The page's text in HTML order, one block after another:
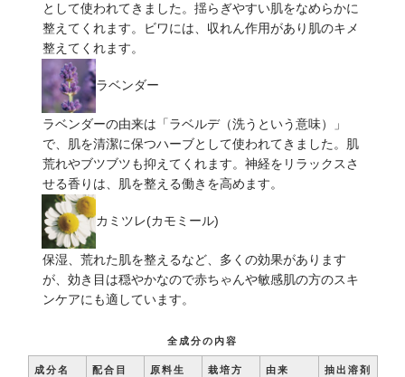
として使われてきました。揺らぎやすい肌をなめらかに
整えてくれます。ビワには、収れん作用があり肌のキメ
整えてくれます。
ラベンダー
ラベンダーの由来は「ラベルデ（洗うという意味）」
で、肌を清潔に保つハーブとして使われてきました。肌
荒れやブツブツも抑えてくれます。神経をリラックスさ
せる香りは、肌を整える働きを高めます。
カミツレ(カモミール)
保湿、荒れた肌を整えるなど、多くの効果があります
が、効き目は穏やかなので赤ちゃんや敏感肌の方のスキ
ンケアにも適しています。
全成分の内容
成分名
配合目
原料生
栽培方
由来 抽出溶剤